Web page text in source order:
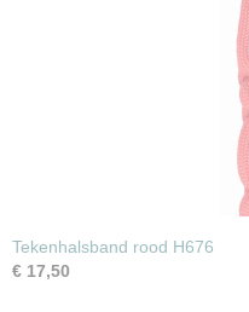
Tekenhalsband rood H676
€ 17,50